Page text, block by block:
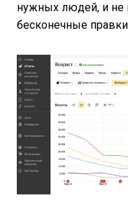
нужных людей, и не
бесконечные правки